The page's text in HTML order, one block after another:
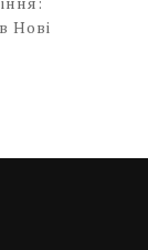
Нові